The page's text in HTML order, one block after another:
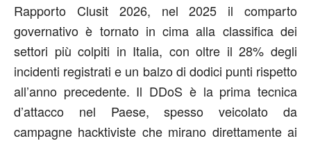
Rapporto Clusit 2026, nel 2025 il comparto
governativo è tornato in cima alla classifica dei
settori più colpiti in Italia, con oltre il 28% degli
incidenti registrati e un balzo di dodici punti rispetto
all’anno precedente. Il DDoS è la prima tecnica
d’attacco nel Paese, spesso veicolato da
campagne hacktiviste che mirano direttamente ai